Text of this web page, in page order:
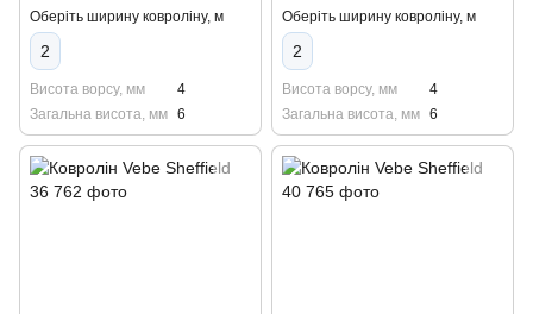
Оберіть ширину ковроліну, м
2
Висота ворсу, мм
4
Загальна висота, мм 6
Оберіть ширину ковроліну, м
2
Висота ворсу, мм
4
Загальна висота, мм 6